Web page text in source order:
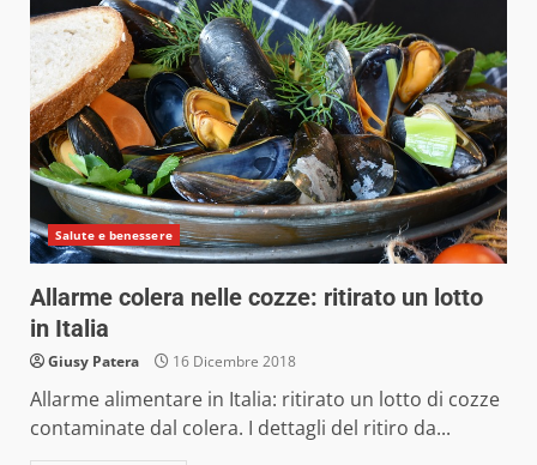
Salute e benessere
Allarme colera nelle cozze: ritirato un lotto
in Italia
Giusy Patera 16 Dicembre 2018
Allarme alimentare in Italia: ritirato un lotto di cozze
contaminate dal colera. I dettagli del ritiro da...